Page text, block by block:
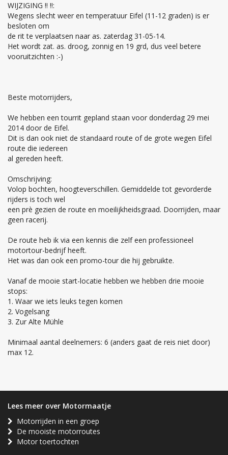
WIJZIGING !! !!:
Wegens slecht weer en temperatuur Eifel (11-12 graden) is er
besloten om
de rit te verplaatsen naar as. zaterdag 31-05-14.
Het wordt zat. as. droog, zonnig en 19 grd, dus veel betere
vooruitzichten :-)
Beste motorrijders,
We hebben een tourrit gepland staan voor donderdag 29 mei
2014 door de Eifel.
Dit is dan ook niet de standaard route of de grote wegen Eifel
route die iedereen
al gereden heeft.
Omschrijving:
Volop bochten, hoogteverschillen. Gemiddelde tot gevorderde
rijders is toch wel
een prè gezien de route en moeilijkheidsgraad. Doorrijden, maar
geen racerij.
De route heb ik via een kennis die zelf een professioneel
motortour-bedrijf heeft.
Het was dan ook een promo-tour die hij gebruikte.
Vanaf de mooie start-locatie hebben we hebben drie mooie
stops:
1. Waar we iets leuks tegen komen
2. Vogelsang
3. Zur Alte Mühle
Minimaal aantal deelnemers: 6 (anders gaat de reis niet door)
max 12.
Lees meer over Motormaatje
Motorrijden in een groep
De mooiste motorroutes
Motor toertochten